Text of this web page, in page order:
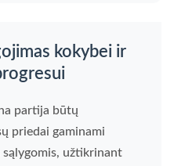
kokybei ir
partija būtų
priedai gaminami
užtikrinant